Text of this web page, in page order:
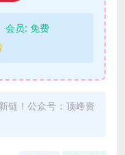
会员: 免费
链！公众号：顶峰资